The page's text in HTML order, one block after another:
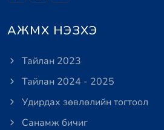
АЖМХ НЭЗХЭ
Тайлан 2023
Тайлан 2024 - 2025
Удирдах зөвлөлийн тогтоол
Санамж бичиг